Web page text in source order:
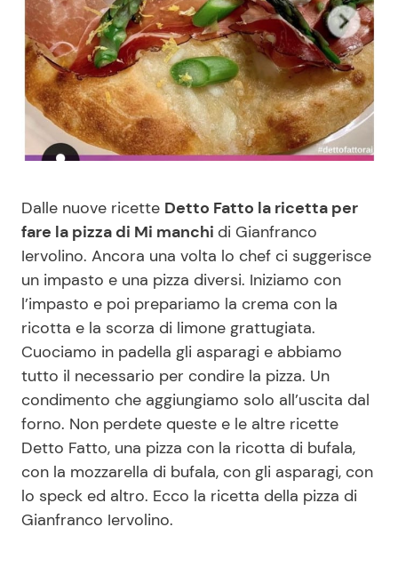
Benessere
Casa
Moda e Style
News benessere
Salute
Viaggi e Turismo
Festività
Cucina e Ricette
Consigli di Cucina
Dolci
Primi Piatti
Ricette Facili e Veloci
Ricette Feste
Ricette per Bambini
Seguici
Dalle nuove ricette Detto Fatto la ricetta per
fare la pizza di Mi manchi di Gianfranco
Iervolino. Ancora una volta lo chef ci suggerisce
un impasto e una pizza diversi. Iniziamo con
l’impasto e poi prepariamo la crema con la
ricotta e la scorza di limone grattugiata.
Cuociamo in padella gli asparagi e abbiamo
tutto il necessario per condire la pizza. Un
condimento che aggiungiamo solo all’uscita dal
forno. Non perdete queste e le altre ricette
Detto Fatto, una pizza con la ricotta di bufala,
con la mozzarella di bufala, con gli asparagi, con
lo speck ed altro. Ecco la ricetta della pizza di
Gianfranco Iervolino.